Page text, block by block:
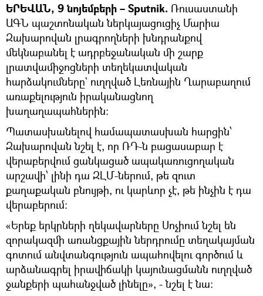
ԵՐԵՎԱՆ, 9 նոյեմբերի – Sputnik. Ռուսաստանի
ԱԳՆ պաշտոնական ներկայացուցիչ Մարիա
Զախարովան լրագրողների խնդրանքով
մեկնաբանել է ադրբեջանական մի շարք
լրատվամիջոցների տեղեկատվական
հարձակումները` ուղղված Լեռնային Ղարաբաղում
առաքելություն իրականացնող
խաղաղապահներին։
Պատասխանելով համապատասխան հարցին՝
Զախարովան նշել է, որ ՌԴ-ն բացասաբար է
վերաբերվում ցանկացած ապակառուցողական
արշավի՝ լինի դա ԶԼՄ-ներում, թե զուտ
քաղաքական բնույթի, ու կարևոր չէ, թե ինչին է դա
վերաբերում։
«Երեք երկրների ղեկավարները Սոչիում նշել են
զորակազմի առանցքային ներդրումը տեղակայման
գոտում անվտանգություն ապահովելու գործում և
արձանագրել իրավիճակի կայունացմանն ուղղված
ջանքերի պահանջված լինելը», - նշել է նա: